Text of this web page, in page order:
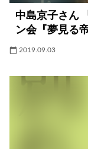
中島京子さん
ン会『夢見る
2019.09.03